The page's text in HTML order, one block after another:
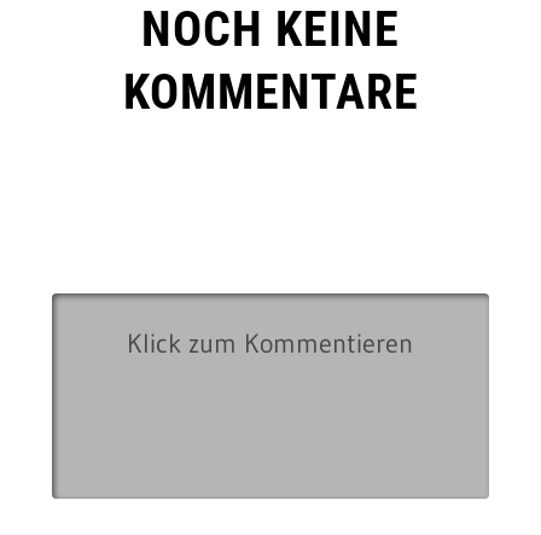
NOCH KEINE
KOMMENTARE